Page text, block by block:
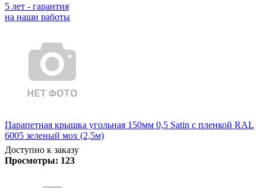
5 лет - гарантия
на наши работы
Парапетная крышка угольная 150мм 0,5 Satin с пленкой RAL
6005 зеленый мох (2,5м)
Доступно к заказу
Просмотры: 123